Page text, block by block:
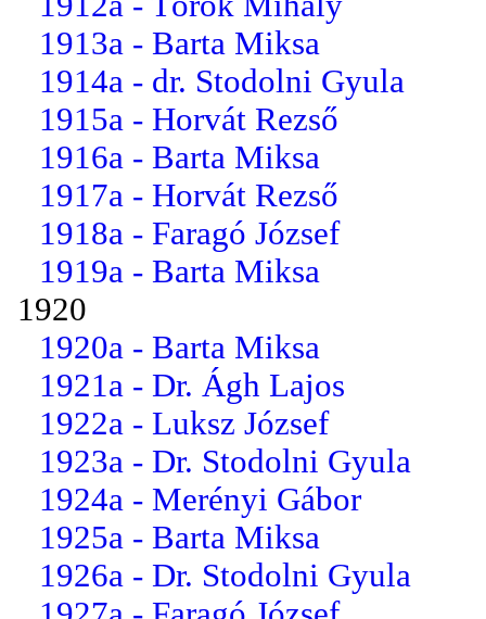
1913a - Barta Miksa
1914a - dr. Stodolni Gyula
1915a - Horvát Rezső
1916a - Barta Miksa
1917a - Horvát Rezső
1918a - Faragó József
1919a - Barta Miksa
1920
1920a - Barta Miksa
1921a - Dr. Ágh Lajos
1922a - Luksz József
1923a - Dr. Stodolni Gyula
1924a - Merényi Gábor
1925a - Barta Miksa
1926a - Dr. Stodolni Gyula